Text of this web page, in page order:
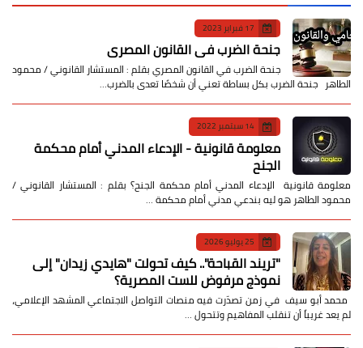
17 فبراير 2023
جنحة الضرب في القانون المصري
جنحة الضرب في القانون المصري بقلم : المستشار القانوني / محمود
الطاهر جنحة الضرب بكل بساطة تعني أن شخصًا تعدى بالضرب…
14 سبتمبر 2022
معلومة قانونية - الإدعاء المدني أمام محكمة
الجنح
معلومة قانونية الإدعاء المدني أمام محكمة الجنح؟ بقلم : المستشار القانوني /
محمود الطاهر هو ليه بندعي مدني أمام محكمة …
25 يوليو 2026
​"تريند القباحة".. كيف تحولت "هايدي زيدان" إلى
نموذج مرفوض للست المصرية؟
​ محمد أبو سيف ​في زمن تصدّرت فيه منصات التواصل الاجتماعي المشهد الإعلامي،
لم يعد غريباً أن تنقلب المفاهيم وتتحول …